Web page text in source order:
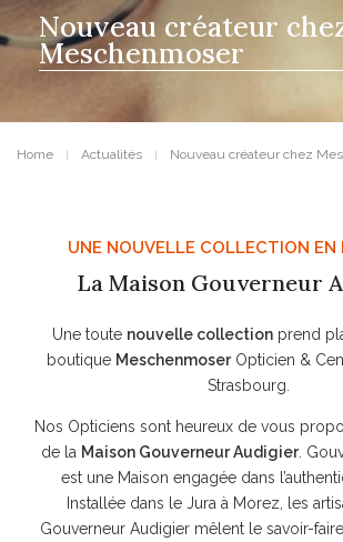
Nouveau créateur
Meschenmoser
Home Actualités Nouveau créateur chez
UNE NOUVELLE COLLECTION EN
La Maison Gouverneur
Une toute nouvelle collection prend
boutique MeschenmoserOpticien &
Strasbourg.
Nos Opticiens sont heureux de vous
de la Maison Gouverneur Audigier.
est une Maison engagée dans
Installée dans le Jura à Morez, les
Gouverneur Audigier mêlent le savoir-